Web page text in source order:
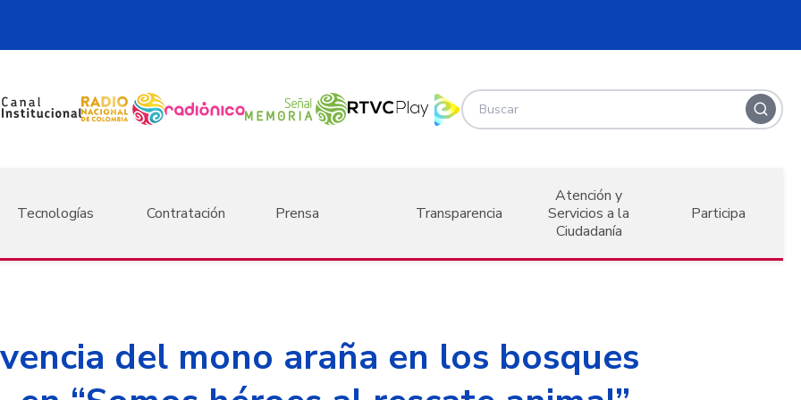
Tecnologías Contratación Prensa Transparencia
Atención y
Servicios a la
Ciudadanía
Participa
del mono araña en los bosques